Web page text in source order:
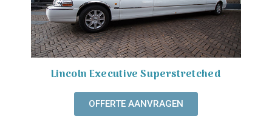
Lincoln Executive Superstretched
OFFERTE AANVRAGEN